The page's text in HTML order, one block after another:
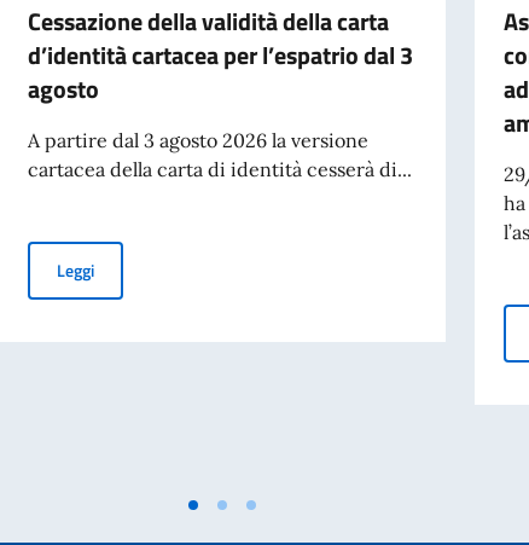
Cessazione della validità della carta
d’identità cartacea per l’espatrio dal 3
agosto
A partire dal 3 agosto 2026 la versione
cartacea della carta di identità cesserà di...
LeggiCessazione della validità della carta d’identità cartacea per